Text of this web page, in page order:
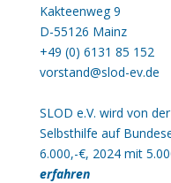
Kakteenweg 9
D-55126 Mainz
+49 (0) 6131 85 152
vorstand@slod-ev.de
SLOD e.V. wird von
Selbsthilfe auf
6.000,-€, 2024 mit
erfahren